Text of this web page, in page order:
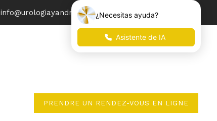
info@urologiayandrologia.com
PRENDRE UN RENDEZ-VOUS EN LIGNE